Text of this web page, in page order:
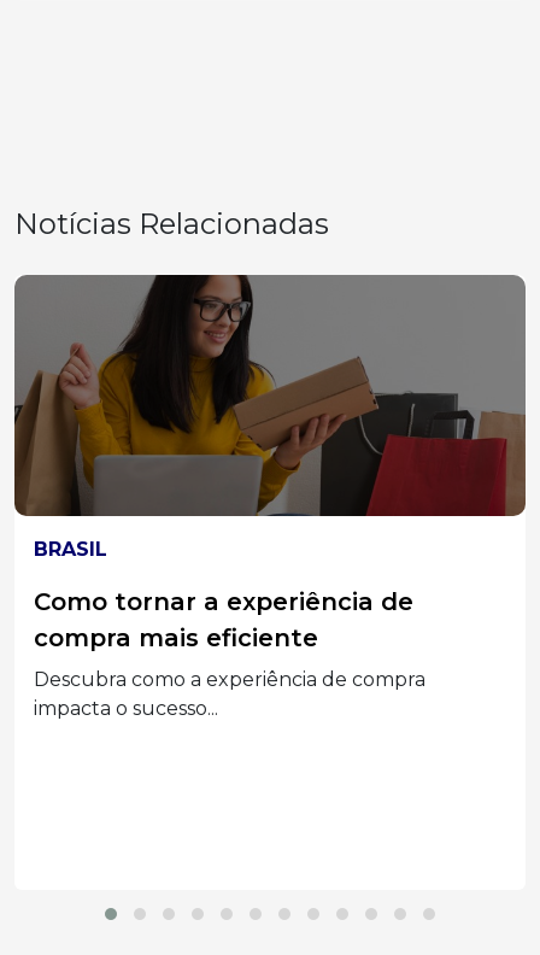
Notícias Relacionadas
ELEIÇÕES 2026
MPT-SC divulga acórdão do TST que
condenou Associações Empresariais
e seus Dirigentes por assédio
eleitoral